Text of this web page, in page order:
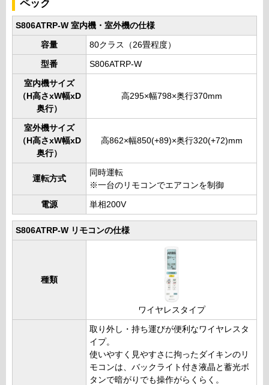
ペック
S806ATRP-W 室内機・室外機の仕様
容量 80クラス（26畳程度）
型番 S806ATRP-W
室内機サイズ
（H高さxW幅xD
奥行）
高295×幅798×奥行370mm
室外機サイズ
（H高さxW幅xD
奥行）
高862×幅850(+89)×奥行320(+72)mm
運転方式
同時運転
※一台のリモコンでエアコンを制御
電源 単相200V
S806ATRP-W リモコンの仕様
種類
ワイヤレスタイプ
取り外し・持ち運びが便利なワイヤレスタ
イプ。
使いやすく見やすさに拘ったダイキンのリ
モコンは、バックライト付き液晶と蓄光ボ
タンで暗がりでも操作がらくらく。